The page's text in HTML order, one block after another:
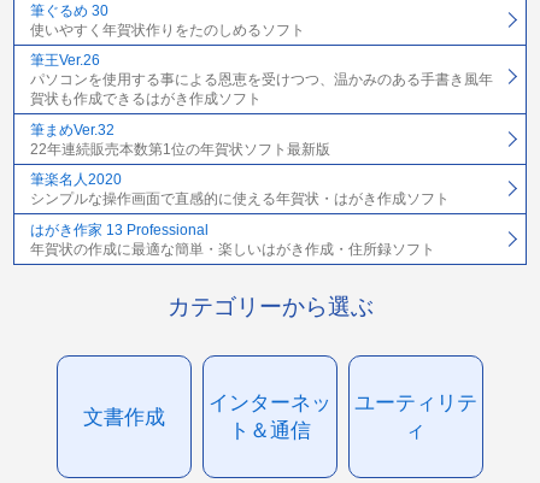
筆ぐるめ 30
使いやすく年賀状作りをたのしめるソフト
筆王Ver.26
パソコンを使用する事による恩恵を受けつつ、温かみのある手書き風年
賀状も作成できるはがき作成ソフト
筆まめVer.32
22年連続販売本数第1位の年賀状ソフト最新版
筆楽名人2020
シンプルな操作画面で直感的に使える年賀状・はがき作成ソフト
はがき作家 13 Professional
年賀状の作成に最適な簡単・楽しいはがき作成・住所録ソフト
カテゴリーから選ぶ
文書作成
インターネッ
ト＆通信
ユーティリテ
ィ